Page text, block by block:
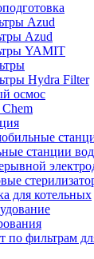
Azud
Azud
YAMIT
Hydra Filter
осмос
станции
для котельных
по фильтрам